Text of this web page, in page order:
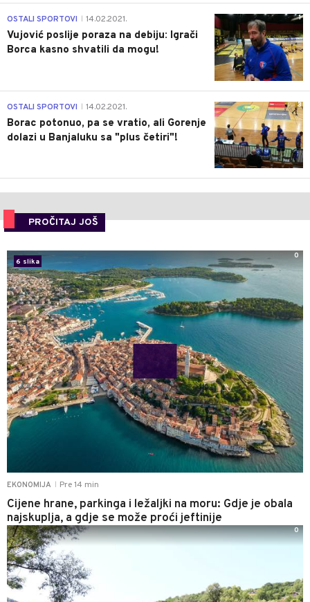
1
OSTALI SPORTOVI 14.02.2021.
Vujović poslije poraza na debiju: Igrači
Borca kasno shvatili da mogu!
3
OSTALI SPORTOVI 14.02.2021.
Borac potonuo, pa se vratio, ali Gorenje
dolazi u Banjaluku sa "plus četiri"!
PROČITAJ JOŠ
EKONOMIJA Pre 14 min
Cijene hrane, parkinga i ležaljki na moru: Gdje je obala
najskuplja, a gdje se može proći jeftinije
6 slika
0
0